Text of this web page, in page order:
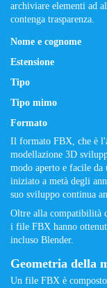
archiviare elementi ad
contenga trasparenza.
Nome e cognome
Estensione
Tipo
Tipo mimo
Formato
Il formato FBX, che è
modellazione 3D
modo aperto e facile
iniziato a metà degli
suo sviluppo continua
Oltre alla compatibilità
i file FBX ​​hanno
incluso Blender.
Geometria della
Un file FBX ​​è